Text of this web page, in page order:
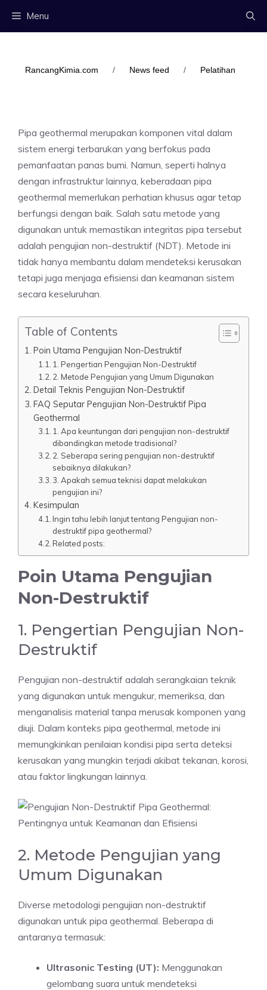
Menu
RancangKimia.com / News feed / Pelatihan
Pipa geothermal merupakan komponen vital dalam
sistem energi terbarukan yang berfokus pada
pemanfaatan panas bumi. Namun, seperti halnya
dengan infrastruktur lainnya, keberadaan pipa
geothermal memerlukan perhatian khusus agar tetap
berfungsi dengan baik. Salah satu metode yang
digunakan untuk memastikan integritas pipa tersebut
adalah pengujian non-destruktif (NDT). Metode ini
tidak hanya membantu dalam mendeteksi kerusakan
tetapi juga menjaga efisiensi dan keamanan sistem
secara keseluruhan.
Table of Contents
Poin Utama Pengujian Non-Destruktif
1. Pengertian Pengujian Non-Destruktif
2. Metode Pengujian yang Umum Digunakan
Detail Teknis Pengujian Non-Destruktif
FAQ Seputar Pengujian Non-Destruktif Pipa
Geothermal
1. Apa keuntungan dari pengujian non-destruktif
dibandingkan metode tradisional?
2. Seberapa sering pengujian non-destruktif
sebaiknya dilakukan?
3. Apakah semua teknisi dapat melakukan
pengujian ini?
Kesimpulan
Ingin tahu lebih lanjut tentang Pengujian non-
destruktif pipa geothermal?
Related posts:
Poin Utama Pengujian
Non-Destruktif
1. Pengertian Pengujian Non-
Destruktif
Pengujian non-destruktif adalah serangkaian teknik
yang digunakan untuk mengukur, memeriksa, dan
menganalisis material tanpa merusak komponen yang
diuji. Dalam konteks pipa geothermal, metode ini
memungkinkan penilaian kondisi pipa serta deteksi
kerusakan yang mungkin terjadi akibat tekanan, korosi,
atau faktor lingkungan lainnya.
2. Metode Pengujian yang
Umum Digunakan
Diverse metodologi pengujian non-destruktif
digunakan untuk pipa geothermal. Beberapa di
antaranya termasuk:
Ultrasonic Testing (UT): Menggunakan
gelombang suara untuk mendeteksi